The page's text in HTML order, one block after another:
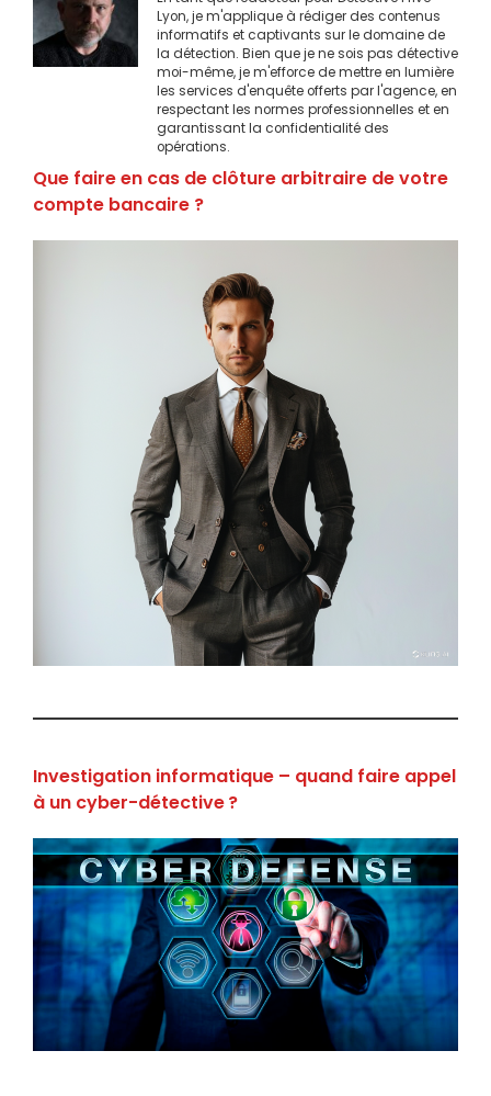
Lyon, je m'applique à rédiger des contenus
informatifs et captivants sur le domaine de
la détection. Bien que je ne sois pas détective
moi-même, je m'efforce de mettre en lumière
les services d'enquête offerts par l'agence, en
respectant les normes professionnelles et en
garantissant la confidentialité des
opérations.
Que faire en cas de clôture arbitraire de votre
compte bancaire ?
Investigation informatique – quand faire appel
à un cyber-détective ?